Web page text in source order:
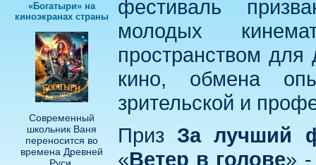
«Богатыри» на
киноэкранах страны
Cовременный
школьник Ваня
переносится во
времена Древней
фестиваль
молодых
пространством для
кино, обмена
зрительской и
ПризЗа лучший
«Ветер в голове» -